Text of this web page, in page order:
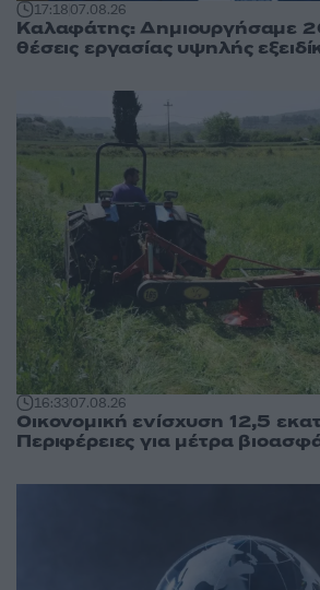
17:1807.08.26
Καλαφάτης: Δημιουργήσαμε
θέσεις εργασίας υψηλής
16:3307.08.26
Οικονομική ενίσχυση 12,5
Περιφέρειες για μέτρα